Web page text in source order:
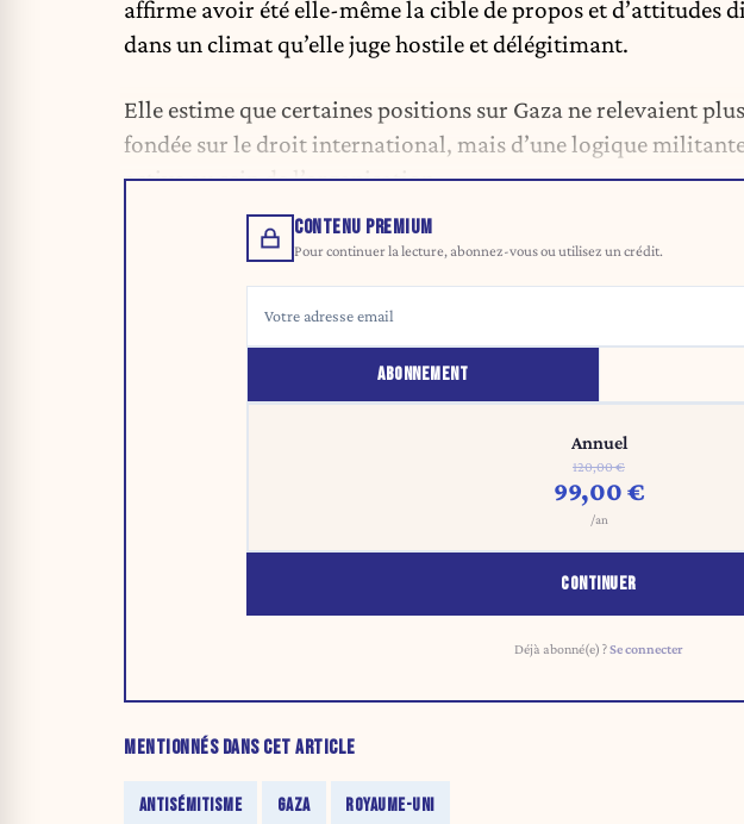
affirme avoir été elle-même la cible de propos et d’attitudes
dans un climat qu’elle juge hostile et délégitimant.
Elle estime que certaines positions sur Gaza ne relevaient
fondée sur le droit international, mais d’une logique
active au sein de l’organisation.
CONTENU PREMIUM
Pour continuer la lecture, abonnez-vous ou utilisez un crédit.
ABONNEMENT
Annuel
120,00 €
99,00 €
/an
CONTINUER
Déjà abonné(e) ?Se connecter
MENTIONNÉS DANS CET ARTICLE
ANTISÉMITISME GAZA ROYAUME-UNI